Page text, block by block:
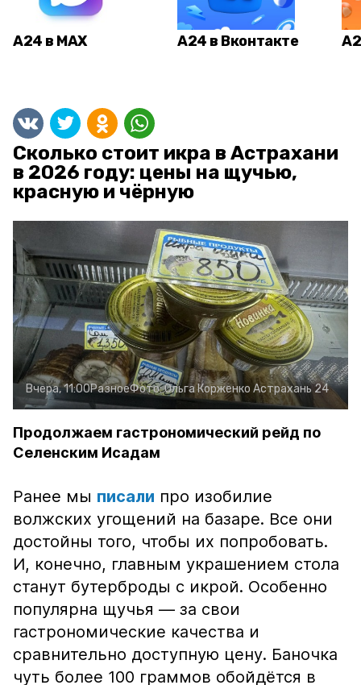
А24 в MAX А24 в Вконтакте
Сколько стоит икра в Астрахани
в 2026 году: цены на щучью,
красную и чёрную
Вчера, 11:00РазноеФото:Ольга Корженко Астрахань 24
Продолжаем гастрономический рейд по
Селенским Исадам
Ранее мы писали про изобилие
волжских угощений на базаре. Все они
достойны того, чтобы их попробовать.
И, конечно, главным украшением стола
станут бутерброды с икрой. Особенно
популярна щучья — за свои
гастрономические качества и
сравнительно доступную цену. Баночка
чуть более 100 граммов обойдётся в